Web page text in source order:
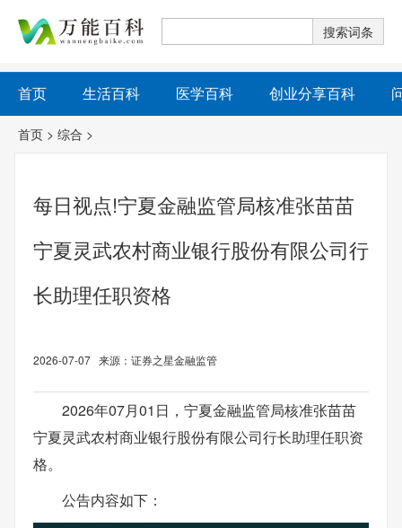
首页 生活百科 医学百科 创业分享百科
首页 > 综合 >
每日视点!宁夏金融监管局核准张苗苗
宁夏灵武农村商业银行股份有限公司行
长助理任职资格
2026-07-07 来源：证券之星金融监管
2026年07月01日，宁夏金融监管局核准张苗苗
宁夏灵武农村商业银行股份有限公司行长助理任职资
格。
公告内容如下：